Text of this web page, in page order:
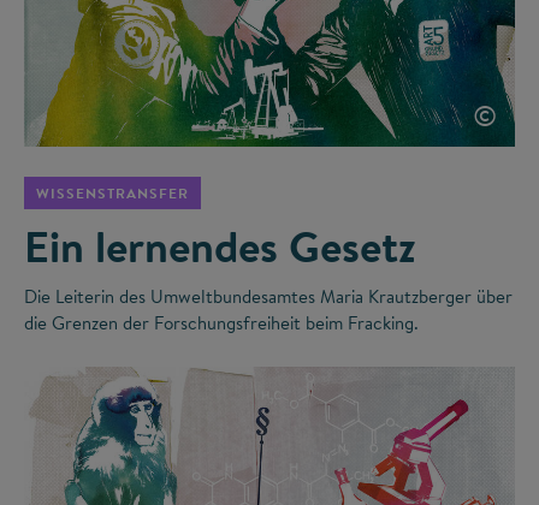
©
WISSENSTRANSFER
Ein lernendes Gesetz
Die Leiterin des Umweltbundesamtes Maria Krautzberger über
die Grenzen der Forschungsfreiheit beim Fracking.